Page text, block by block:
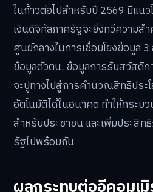
ในก้าวต่อไปสำหรับปี 2569 มีแนว
เงินดิจิทัลภาครัฐจะยิ่งทวีความส
ศูนย์กลางในการเชื่อมโยงข้อมูล
ข้อมูลตัวตน, ข้อมูลการรับสวัสดิก
จะปูทางไปสู่การคำนวณสิทธิประ
อัตโนมัติได้ในอนาคต ทำให้กระบ
สำหรับประชาชน และเพิ่มประสิท
รัฐไปพร้อมกัน
ผลกระทบต่ออีคอมเ